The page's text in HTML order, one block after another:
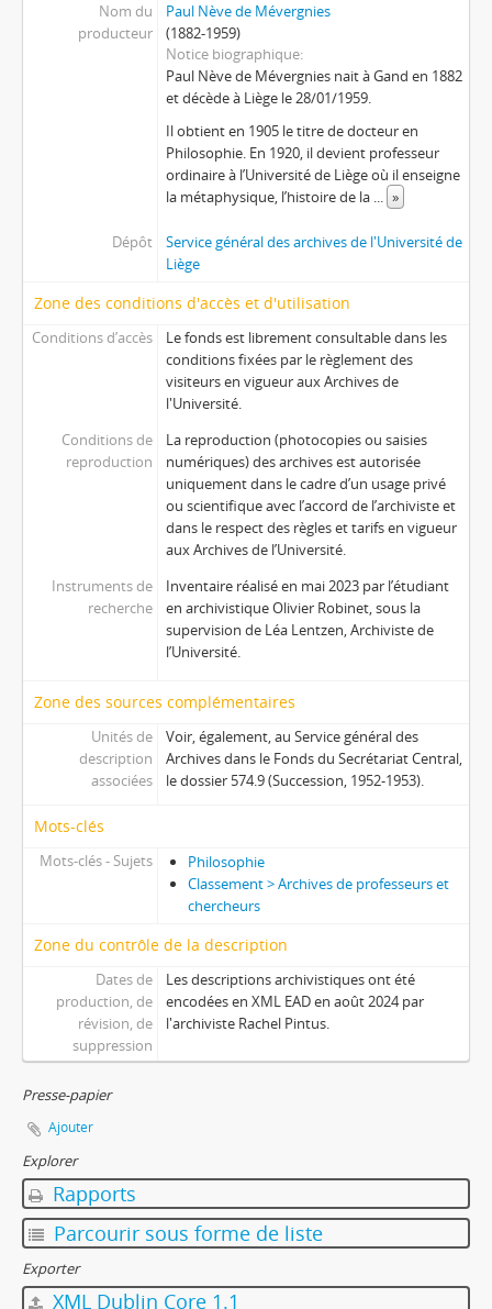
Nom du
producteur
Paul Nève de Mévergnies
(1882-1959)
Notice biographique
Paul Nève de Mévergnies nait à Gand en 1882
et décède à Liège le 28/01/1959.
Il obtient en 1905 le titre de docteur en
Philosophie. En 1920, il devient professeur
ordinaire à l’Université de Liège où il enseigne
la métaphysique, l’histoire de la ... »
Dépôt
Service général des archives de l'Université de
Liège
Zone des conditions d'accès et d'utilisation
Conditions d’accès
Le fonds est librement consultable dans les
conditions fixées par le règlement des
visiteurs en vigueur aux Archives de
l'Université.
Conditions de
reproduction
La reproduction (photocopies ou saisies
numériques) des archives est autorisée
uniquement dans le cadre d’un usage privé
ou scientifique avec l’accord de l’archiviste et
dans le respect des règles et tarifs en vigueur
aux Archives de l’Université.
Instruments de
recherche
Inventaire réalisé en mai 2023 par l’étudiant
en archivistique Olivier Robinet, sous la
supervision de Léa Lentzen, Archiviste de
l’Université.
Zone des sources complémentaires
Unités de
description
associées
Voir, également, au Service général des
Archives dans le Fonds du Secrétariat Central,
le dossier 574.9 (Succession, 1952-1953).
Mots-clés
Mots-clés - Sujets
Philosophie
Classement > Archives de professeurs et
chercheurs
Zone du contrôle de la description
Dates de
production, de
révision, de
suppression
Les descriptions archivistiques ont été
encodées en XML EAD en août 2024 par
l'archiviste Rachel Pintus.
Presse-papier
Ajouter
Explorer
Rapports
Parcourir sous forme de liste
Exporter
XML Dublin Core 1.1